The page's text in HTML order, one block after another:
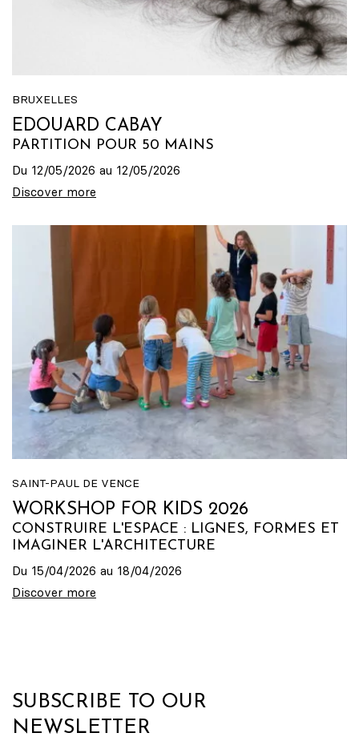
BRUXELLES
EDOUARD CABAY
PARTITION POUR 50 MAINS
Du 12/05/2026 au 12/05/2026
Discover more
SAINT-PAUL DE VENCE
WORKSHOP FOR KIDS 2026
CONSTRUIRE L'ESPACE : LIGNES, FORMES ET
IMAGINER L'ARCHITECTURE
Du 15/04/2026 au 18/04/2026
Discover more
SUBSCRIBE TO OUR
NEWSLETTER